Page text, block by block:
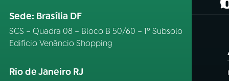
Sede: Brasília DF
SCS – Quadra 08 – Bloco B 50/60 – 1º Subsolo
Edifício Venâncio Shopping
Rio de Janeiro RJ